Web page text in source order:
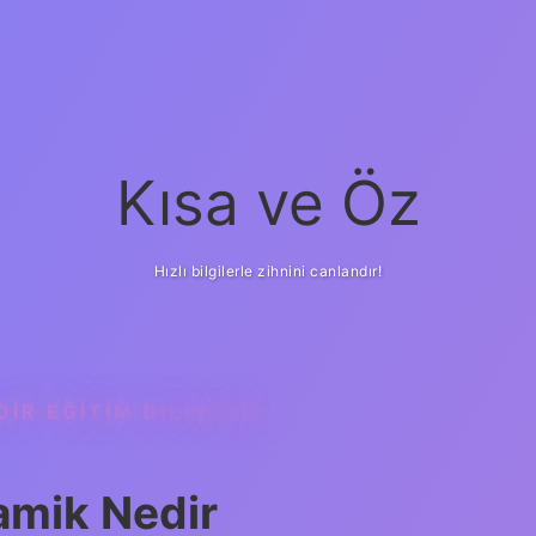
Kısa ve Öz
Hızlı bilgilerle zihnini canlandır!
EĞITIM BILIMLERI
Nedir